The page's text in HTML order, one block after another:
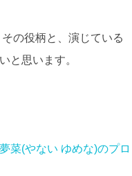
の役柄と、演じている
と思います。
菜(やない ゆめな)のプロ